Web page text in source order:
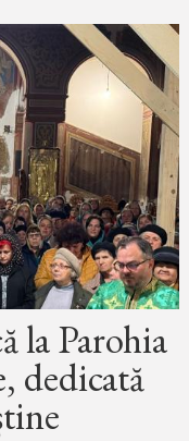
la Parohia
dedicată